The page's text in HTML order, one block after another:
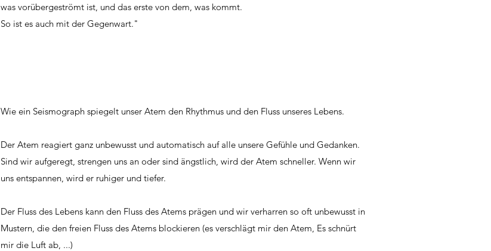
was vorübergeströmt ist, und das erste von dem, was kommt.
So ist es auch mit der Gegenwart."
Wie ein Seismograph spiegelt unser Atem den Rhythmus und den Fluss unseres Lebens.
Der Atem reagiert ganz unbewusst und automatisch auf alle unsere Gefühle und Gedanken.
Sind wir aufgeregt, strengen uns an oder sind ängstlich, wird der Atem schneller. Wenn wir
uns entspannen, wird er ruhiger und tiefer.
Der Fluss des Lebens kann den Fluss des Atems prägen und wir verharren so oft unbewusst in
Mustern, die den freien Fluss des Atems blockieren (es verschlägt mir den Atem, Es schnürt
mir die Luft ab, ...)